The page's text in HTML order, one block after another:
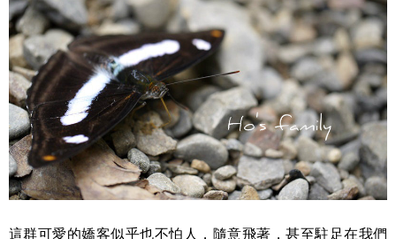
這群可愛的嬌客似乎也不怕人，隨意飛著，甚至駐足在我們